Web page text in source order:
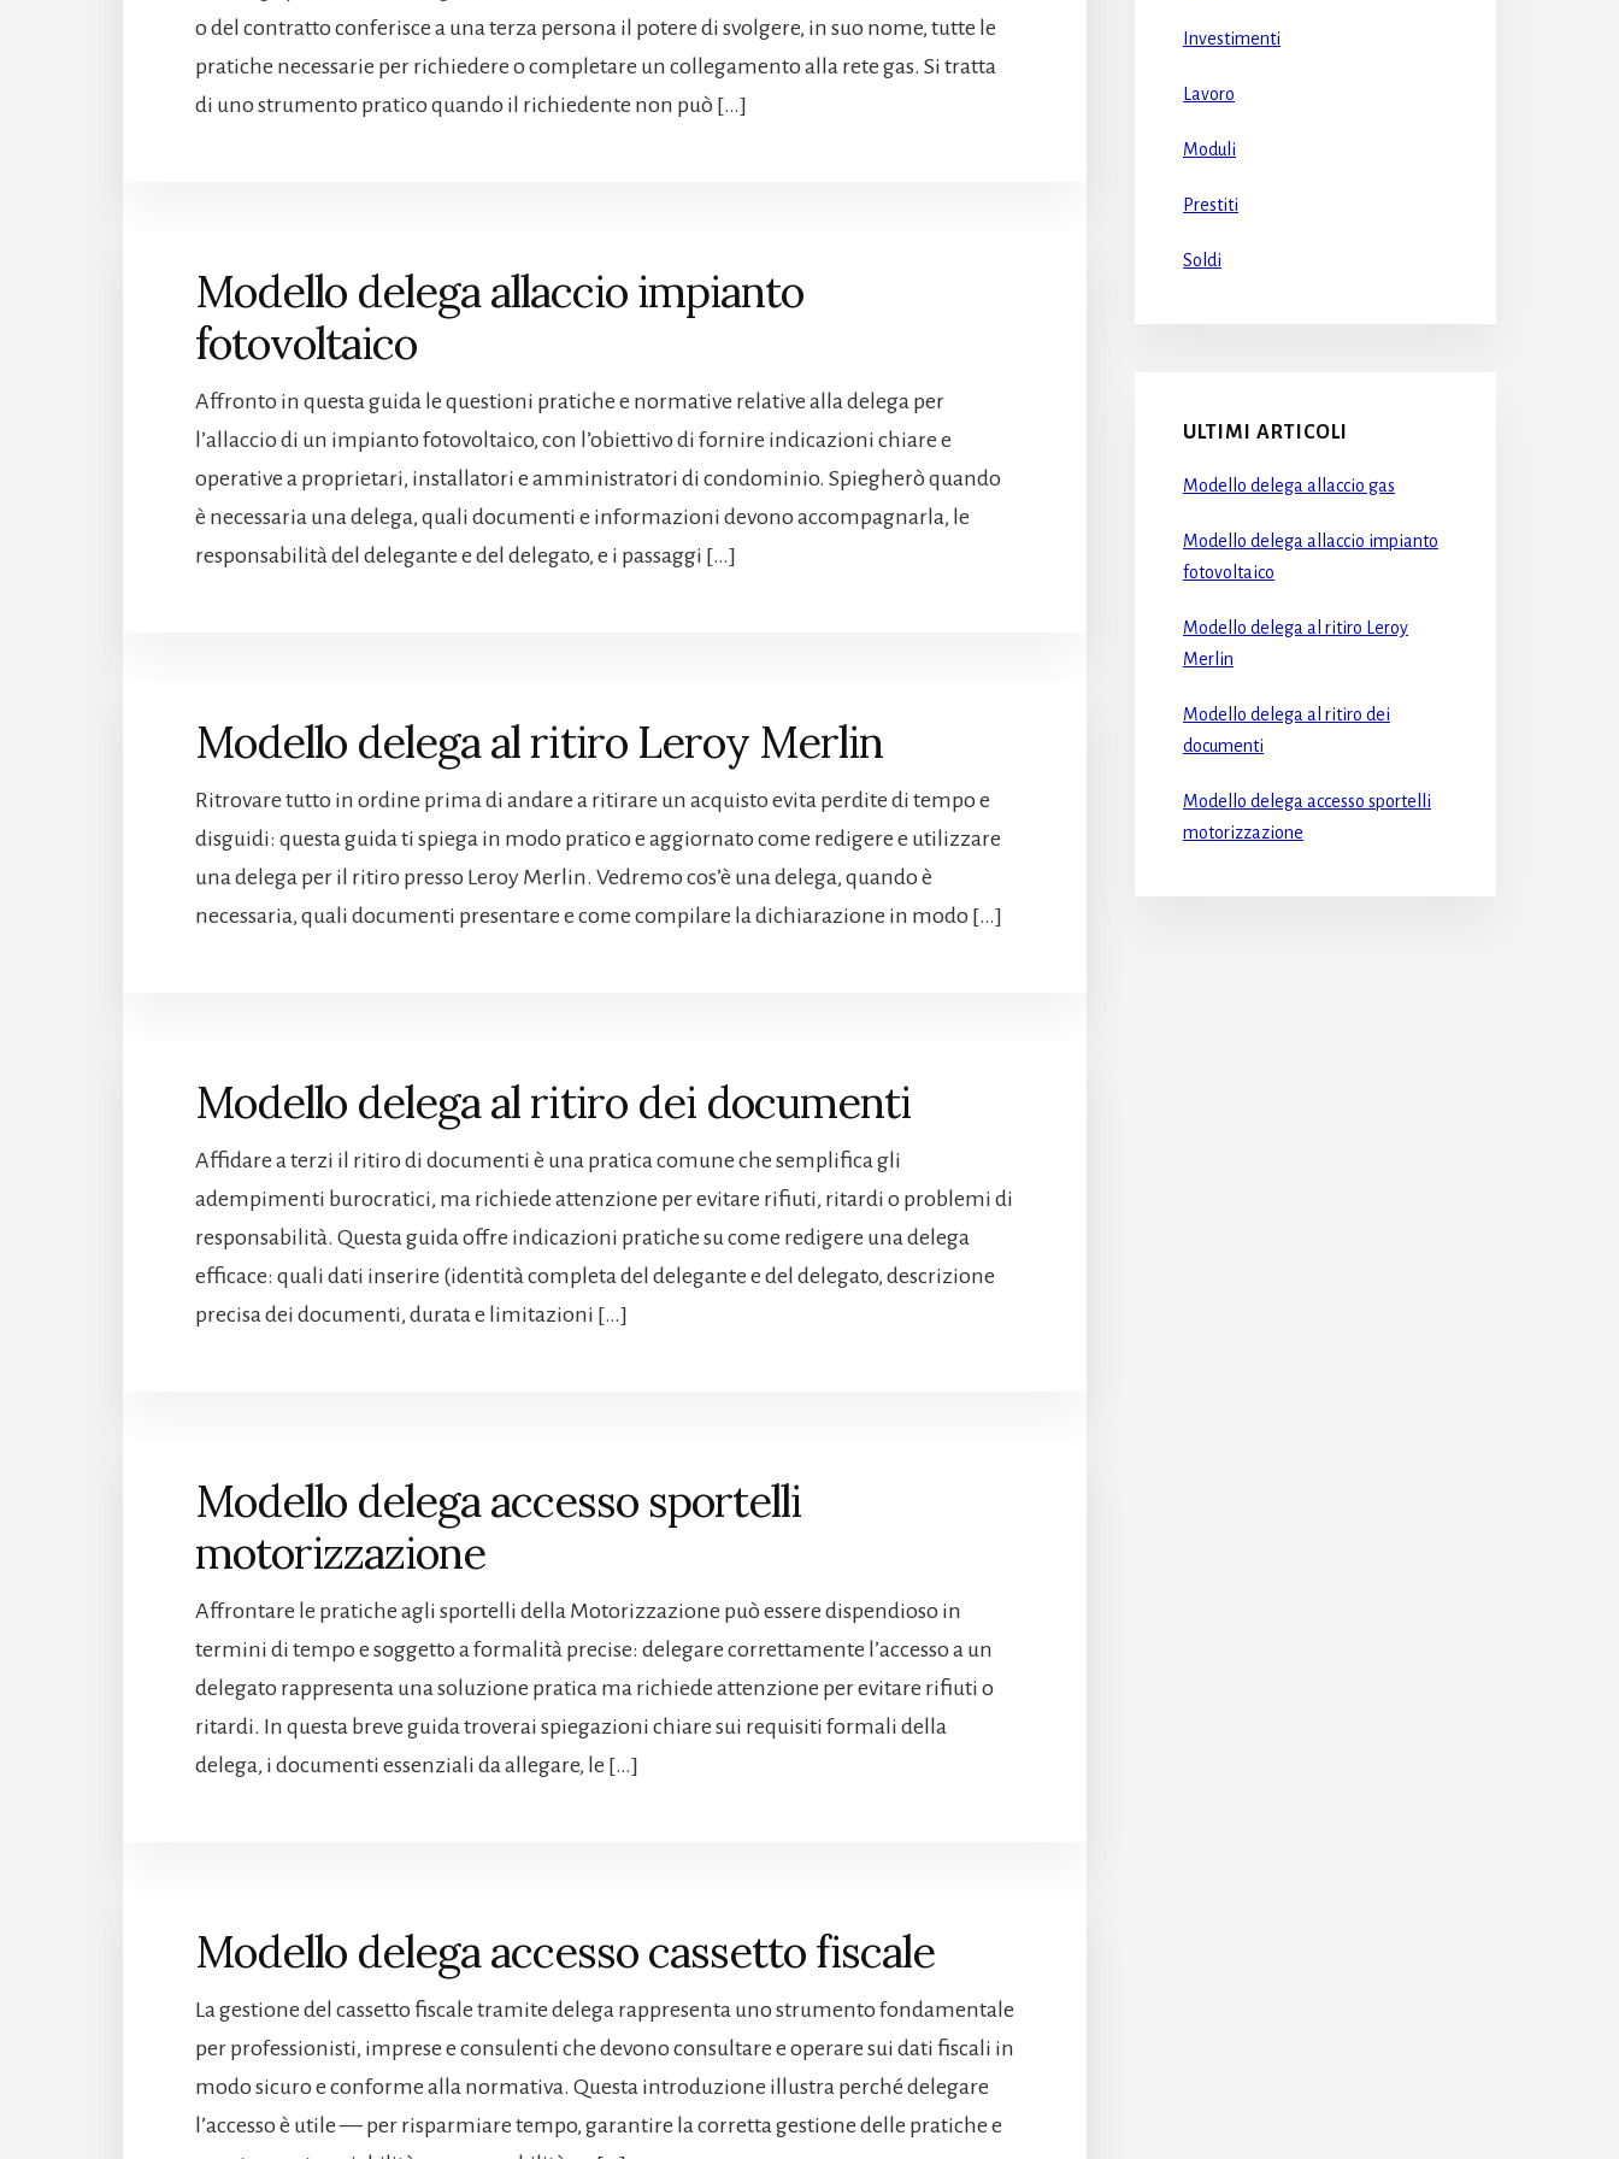
o del contratto conferisce a una terza persona il potere di svolgere, in suo nome, tutte le
pratiche necessarie per richiedere o completare un collegamento alla rete gas. Si tratta
di uno strumento pratico quando il richiedente non può […]
Modello delega allaccio impianto
fotovoltaico​
Affronto in questa guida le questioni pratiche e normative relative alla delega per
l’allaccio di un impianto fotovoltaico, con l’obiettivo di fornire indicazioni chiare e
operative a proprietari, installatori e amministratori di condominio. Spiegherò quando
è necessaria una delega, quali documenti e informazioni devono accompagnarla, le
responsabilità del delegante e del delegato, e i passaggi […]
Modello delega al ritiro Leroy Merlin​
Ritrovare tutto in ordine prima di andare a ritirare un acquisto evita perdite di tempo e
disguidi: questa guida ti spiega in modo pratico e aggiornato come redigere e utilizzare
una delega per il ritiro presso Leroy Merlin. Vedremo cos’è una delega, quando è
necessaria, quali documenti presentare e come compilare la dichiarazione in modo […]
Modello delega al ritiro dei documenti​
Affidare a terzi il ritiro di documenti è una pratica comune che semplifica gli
adempimenti burocratici, ma richiede attenzione per evitare rifiuti, ritardi o problemi di
responsabilità. Questa guida offre indicazioni pratiche su come redigere una delega
efficace: quali dati inserire (identità completa del delegante e del delegato, descrizione
precisa dei documenti, durata e limitazioni […]
Modello delega accesso sportelli
motorizzazione​
Affrontare le pratiche agli sportelli della Motorizzazione può essere dispendioso in
termini di tempo e soggetto a formalità precise: delegare correttamente l’accesso a un
delegato rappresenta una soluzione pratica ma richiede attenzione per evitare rifiuti o
ritardi. In questa breve guida troverai spiegazioni chiare sui requisiti formali della
delega, i documenti essenziali da allegare, le […]
Modello delega accesso cassetto fiscale​
La gestione del cassetto fiscale tramite delega rappresenta uno strumento fondamentale
per professionisti, imprese e consulenti che devono consultare e operare sui dati fiscali in
modo sicuro e conforme alla normativa. Questa introduzione illustra perché delegare
l’accesso è utile — per risparmiare tempo, garantire la corretta gestione delle pratiche e
Investimenti
Lavoro
Moduli
Prestiti
Soldi
ULTIMI ARTICOLI
Modello delega allaccio gas​
Modello delega allaccio impianto
fotovoltaico​
Modello delega al ritiro Leroy
Merlin​
Modello delega al ritiro dei
documenti​
Modello delega accesso sportelli
motorizzazione​